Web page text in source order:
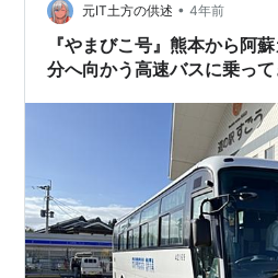
元IT土方の供述 • 4年前
『やまびこ号』熊本から阿
分へ向かう高速バスに乗っ